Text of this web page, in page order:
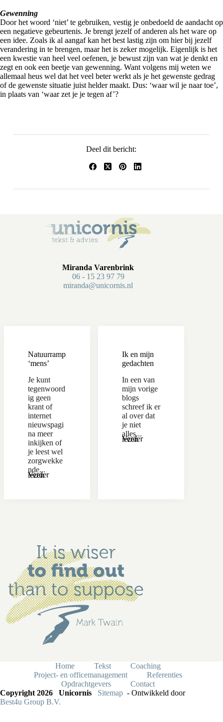
Gewenning
Door het woord ‘niet’ te gebruiken, vestig je onbedoeld de aandacht op
een negatieve gebeurtenis. Je brengt jezelf of anderen als het ware op
een idee. Zoals ik al aangaf kan het best lastig zijn om hier bij jezelf
verandering in te brengen, maar het is zeker mogelijk. Eigenlijk is het
een kwestie van heel veel oefenen, je bewust zijn van wat je denkt en
zegt en ook een beetje van gewenning. Want volgens mij weten we
allemaal heus wel dat het veel beter werkt als je het gewenste gedrag
of de gewenste situatie juist helder maakt. Dus: ‘waar wil je naar toe’,
in plaats van ‘waar zet je je tegen af’?
Deel dit bericht:
Miranda Varenbrink
06 - 15 23 97 79
miranda@unicornis.nl
Natuurramp
‘mens’
Je kunt
tegenwoord
ig geen
krant of
internet
nieuwspagi
na meer
inkijken of
je leest wel
zorgwekke
nde...
Verder lezen
Ik en mijn
gedachten
In een van
mijn vorige
blogs
schreef ik er
al over dat
je niet
alles...
Verder lezen
Home Tekst
Coaching
Project- en officemanagement
Referenties
Opdrachtgevers
Contact
Copyright 2026 Unicornis
Sitemap - Ontwikkeld door
Best4u Group B.V.